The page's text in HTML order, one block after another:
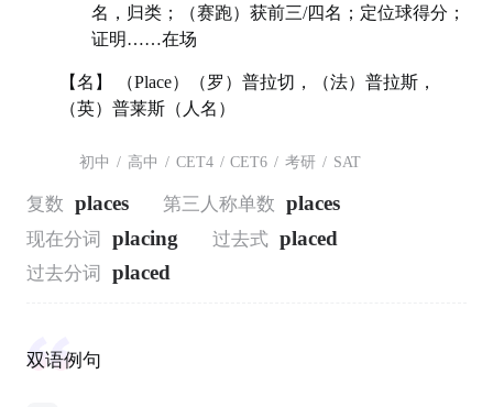
名，归类；（赛跑）获前三/四名；定位球得分；
证明……在场
【名】 （Place）（罗）普拉切，（法）普拉斯，
（英）普莱斯（人名）
初中 / 高中 / CET4 / CET6 / 考研 / SAT
复数 places 第三人称单数 places
现在分词 placing 过去式 placed
过去分词 placed
双语例句